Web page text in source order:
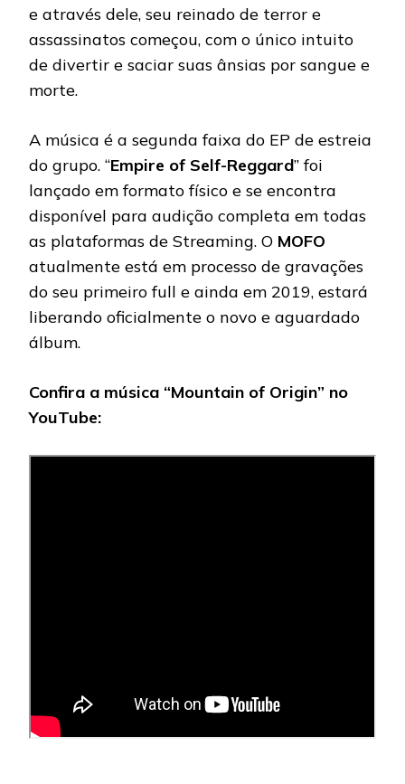
e através dele, seu reinado de terror e
assassinatos começou, com o único intuito
de divertir e saciar suas ânsias por sangue e
morte.
A música é a segunda faixa do EP de estreia
do grupo. “Empire of Self-Reggard” foi
lançado em formato físico e se encontra
disponível para audição completa em todas
as plataformas de Streaming. O MOFO
atualmente está em processo de gravações
do seu primeiro full e ainda em 2019, estará
liberando oficialmente o novo e aguardado
álbum.
Confira a música “Mountain of Origin” no
YouTube: